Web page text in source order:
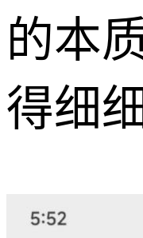
的本
得细